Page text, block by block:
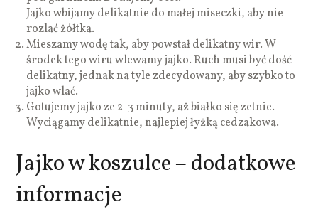
Jajko wbijamy delikatnie do małej miseczki, aby nie
rozlać żółtka.
Mieszamy wodę tak, aby powstał delikatny wir. W
środek tego wiru wlewamy jajko. Ruch musi być dość
delikatny, jednak na tyle zdecydowany, aby szybko to
jajko wlać.
Gotujemy jajko ze 2-3 minuty, aż białko się zetnie.
Wyciągamy delikatnie, najlepiej łyżką cedzakowa.
Jajko w koszulce – dodatkowe
informacje